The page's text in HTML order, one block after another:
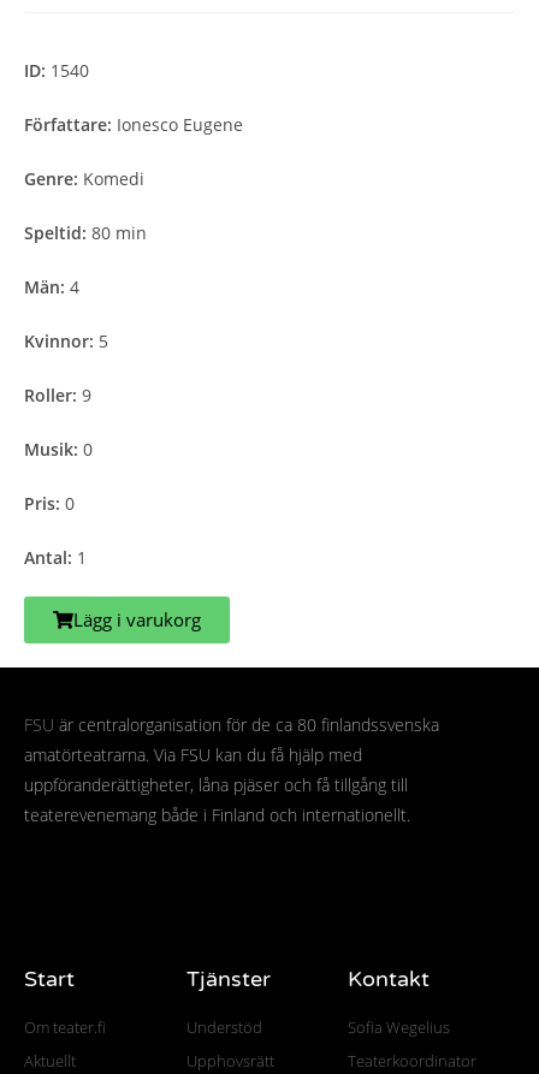
ID: 1540
Författare: Ionesco Eugene
Genre: Komedi
Speltid: 80 min
Män: 4
Kvinnor: 5
Roller: 9
Musik: 0
Pris: 0
Antal: 1
Lägg i varukorg
FSU är centralorganisation för de ca 80 finlandssvenska
amatörteatrarna. Via FSU kan du få hjälp med
uppföranderättigheter, låna pjäser och få tillgång till
teaterevenemang både i Finland och internationellt.
Start
Om teater.fi
Aktuellt
Tjänster
Understöd
Upphovsrätt
Kontakt
Sofia Wegelius
Teaterkoordinator